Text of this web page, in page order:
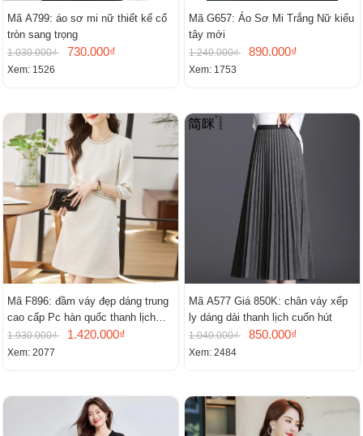
Mã A799: áo sơ mi nữ thiết kế cổ
tròn sang trọng
1.030.000₫ 730.000₫
Xem: 1526
Mã G657: Áo Sơ Mi Trắng Nữ kiểu
tây mới
1.240.000₫ 890.000₫
Xem: 1753
Mã F896: đầm váy đẹp dáng trung
cao cấp Pc hàn quốc thanh lịch
mới
1.930.000₫ 1.420.000₫
Xem: 2077
Mã A577 Giá 850K: chân váy xếp
ly dáng dài thanh lịch cuốn hút
1.040.000₫ 850.000₫
Xem: 2484